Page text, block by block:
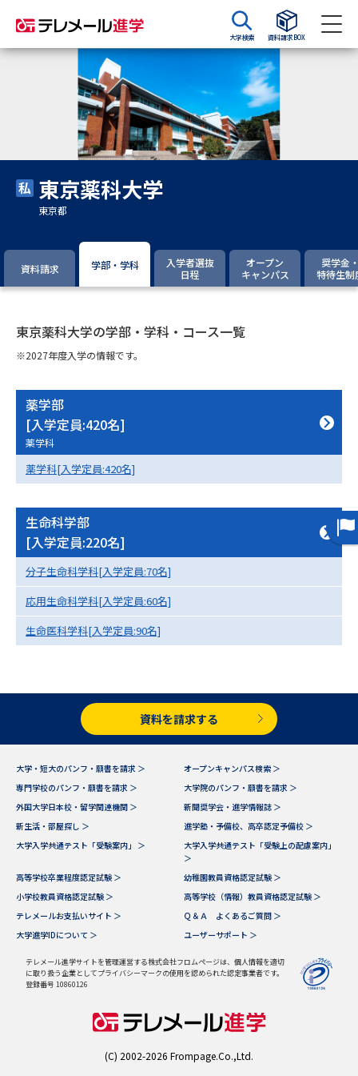
大学検索 資料請求BOX
資料請求 資料検索
大学・短大の資料種類から請求
大学パンフ
過去問題集
専門学校の資料請求
留学・進学関連、塾・予備校
大学入学共通テスト「受験上の
配慮案内」の請求
高等学校（情報）教員資格認定
試験
大学研究
新増設大学・学部・学科特集
国際・グローバルに強い大学特
集
デジタルパンフレット 進路の３択
新学年スタート号特集ページ
（高3生用）
新学年スタート号特集ページ
（高2生用）
SELFBRAND特集ページ
オープンキャンパスなどを調べる
オープンキャンパス検索 実施プログラムから探す
来場型・Web型イベント特集 夢ナビライブ
東京薬科大学
東京都
資料請求 学部・学科
入学者選抜
日程
オープン
キャンパス
奨学金
特待生制
東京薬科大学の学部・学科・コース一覧
※2027年度入学の情報です。
薬学部
[入学定員:420名]
薬学科
薬学科[入学定員:420名]
生命科学部
[入学定員:220名]
分子生命科学科[入学定員:70名]
応用生命科学科[入学定員:60名]
生命医科学科[入学定員:90名]
資料を請求する
大学・短大のパンフ・願書を請求 ＞
オープンキャンパス検索 ＞
専門学校のパンフ・願書を請求 ＞
大学院のパンフ・願書を請求 ＞
外国大学日本校・留学関連機関 ＞
新聞奨学会・進学情報誌 ＞
新生活・部屋探し ＞
進学塾・予備校、高卒認定予備校 ＞
大学入学共通テスト「受験案内」 ＞
大学入学共通テスト「受験上の配慮案内」
＞
高等学校卒業程度認定試験 ＞
幼稚園教員資格認定試験 ＞
小学校教員資格認定試験 ＞
高等学校（情報）教員資格認定試験 ＞
テレメールお支払いサイト ＞
Ｑ＆Ａ よくあるご質問 ＞
大学進学IDについて ＞
ユーザーサポート ＞
テレメール進学サイトを管理運営する株式会社フロムページは、個人情報を適切
に取り扱う企業としてプライバシーマークの使用を認められた認定事業者です。
登録番号 10860126
(C) 2002-2026 Frompage.Co.,Ltd.